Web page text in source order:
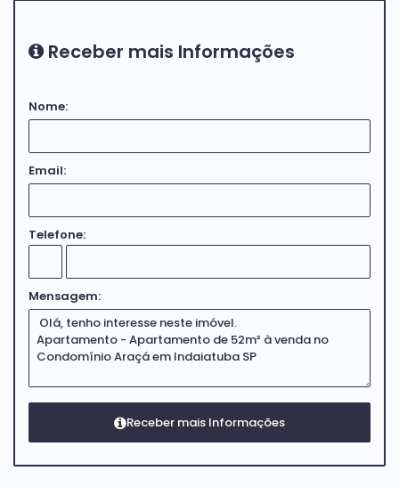
atende-los!!
Receber mais Informações
Nome:
Email:
Telefone:
Mensagem: